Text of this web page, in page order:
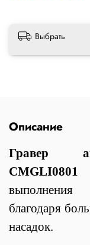
Выбрать
Описание
Гравер
благодаря
насадок.